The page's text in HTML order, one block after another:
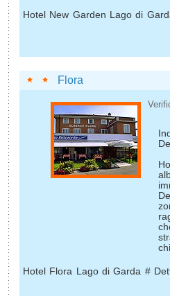
Hotel New Garden Lago di
Flora
Hotel Flora Lago di Garda #